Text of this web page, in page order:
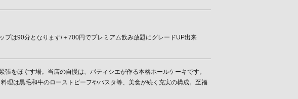
は90分となります/＋700円でプレミアム飲み放題にグレードUP出来
をほぐす場。当店の自慢は、パティシエが作る本格ホールケーキです。
理は黒毛和牛のローストビーフやパスタ等、美食が続く充実の構成。至福